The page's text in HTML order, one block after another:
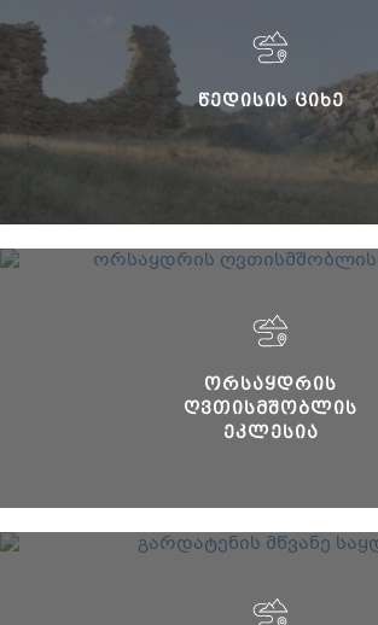
ᲬᲔᲓᲘᲡᲘᲡ ᲪᲘᲮᲔ
ᲝᲠᲡᲐᲧᲓᲠᲘᲡ
ᲦᲕᲗᲘᲡᲛᲨᲝᲑᲚᲘᲡ
ᲔᲙᲚᲔᲡᲘᲐ